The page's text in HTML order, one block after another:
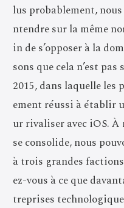
lus probablement,
ntendre sur la même
in de s’opposer à la
sons que cela n’est
2015, dans laquelle
ement réussi à établir
ur rivaliser avec iOS. À
se consolide, nous
à trois grandes
ez-vous à ce que
treprises